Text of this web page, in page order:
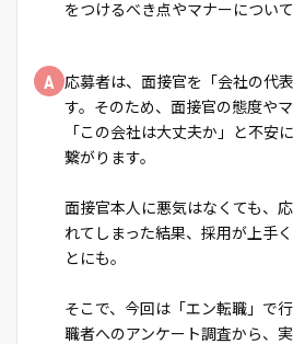
をつけるべき点やマナーについ
A
応募者は、面接官を「会社の代
す。そのため、面接官の態度や
「この会社は大丈夫か」と不安
繋がります。
面接官本人に悪気はなくても、
れてしまった結果、採用が上手
とにも。
そこで、今回は「エン転職」で
職者へのアンケート調査から、